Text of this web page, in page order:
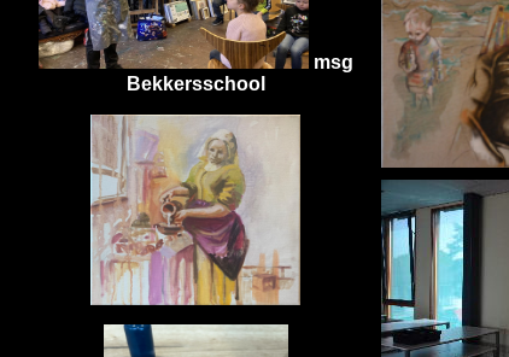
msg
Bekkersschool